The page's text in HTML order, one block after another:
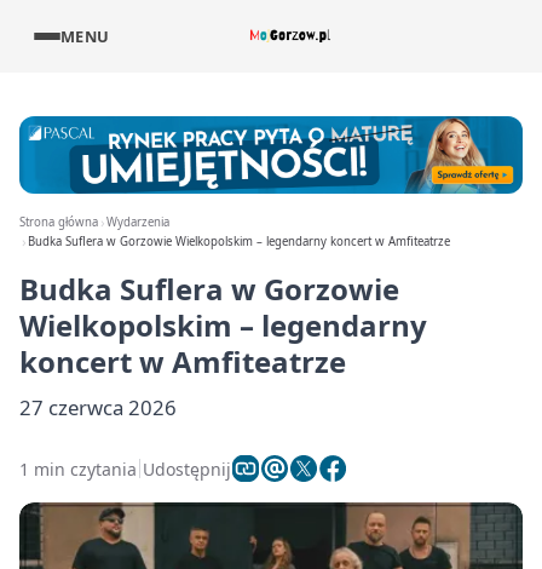
MENU
Strona główna Wydarzenia
Budka Suflera w Gorzowie Wielkopolskim – legendarny koncert w Amfiteatrze
Budka Suflera w Gorzowie
Wielkopolskim – legendarny
koncert w Amfiteatrze
27 czerwca 2026
1 min czytania Udostępnij